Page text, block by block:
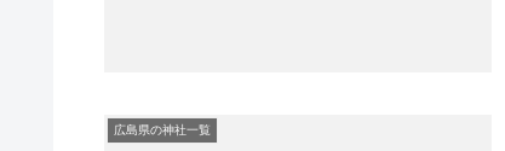
広島県の神社一覧